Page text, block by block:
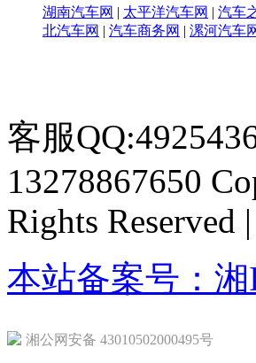
湖南汽车网 | 太平洋汽车网 | 汽车
北汽车网 | 汽车商务网 | 漯河汽车
客服
13278867650
Rights Reserved |
本站备案号：湘
湘公网安备 43010502000495号